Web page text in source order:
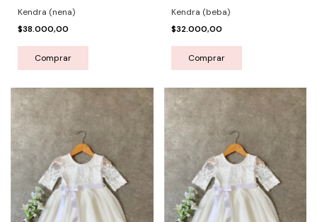
Kendra (nena)
$38.000,00
Comprar
Kendra (beba)
$32.000,00
Comprar